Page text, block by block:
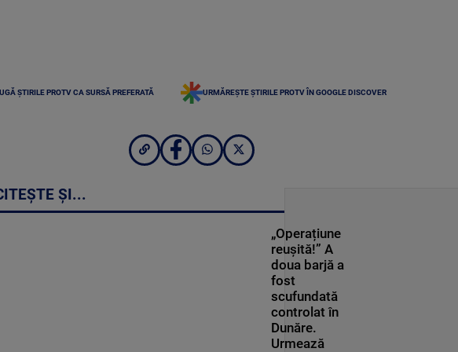
ȘTIRILE PROTV CA SURSĂ PREFERATĂ URMĂREȘTE ȘTIRILE PROTV ÎN GOOGLE DISCOVER
ȘI...
„Operațiune
reușită!” A
doua barjă a
fost
scufundată
controlat în
Dunăre.
Urmează